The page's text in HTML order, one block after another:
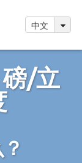
中文
/立